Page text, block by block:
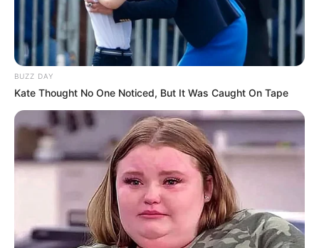
BUZZ DAY
Kate Thought No One Noticed, But It Was Caught On Tape